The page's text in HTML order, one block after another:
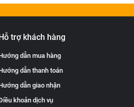
Hỗ trợ khách hàng
dẫn mua hàng
dẫn thanh toán
dẫn giao nhận
khoản dịch vụ